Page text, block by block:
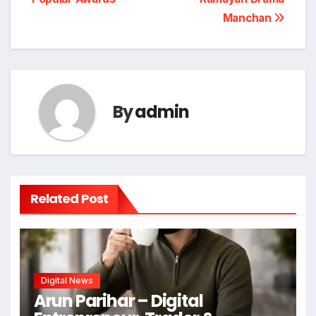
Manchan
Byadmin
Related Post
Digital News
Arun Parihar – Digital